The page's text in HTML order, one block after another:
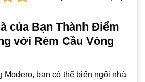
của Bạn Thành Điểm
với Rèm Cầu Vòng
Modero, bạn có thể biến ngôi nhà